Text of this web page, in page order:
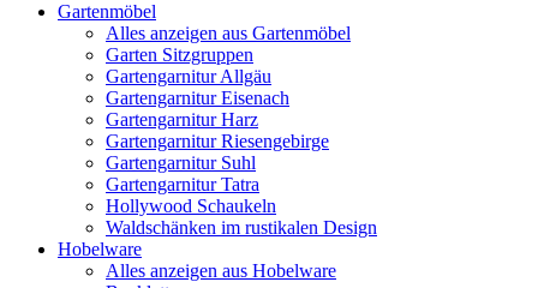
Gartenmöbel
Alles anzeigen aus Gartenmöbel
Garten Sitzgruppen
Gartengarnitur Allgäu
Gartengarnitur Eisenach
Gartengarnitur Harz
Gartengarnitur Riesengebirge
Gartengarnitur Suhl
Gartengarnitur Tatra
Hollywood Schaukeln
Waldschänken im rustikalen Design
Hobelware
Alles anzeigen aus Hobelware